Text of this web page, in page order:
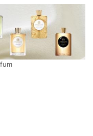
dédiée aux mythes et à
en une symphonie
qui incarne
mais aussi la beauté